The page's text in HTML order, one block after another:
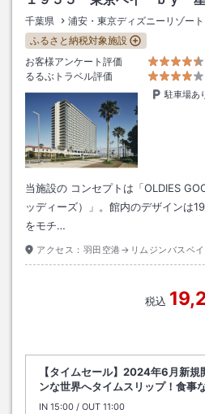
千葉県 浦安・東京ディズニーリゾー
ふるさと納税対象施設
お客様アンケート評価
るるぶトラベル評価
駐車場あ
当施設の コンセプトは「OLDIES
ッディーズ）」。館内のデザインは
をモチ…
アクセス： 羽田空港→リムジンバスベ
税込
【タイムセール】2024年6月新規
ンな世界へタイムスリップ！食事
IN チェックイン
15:00 / OUT チェックアウト
11:00